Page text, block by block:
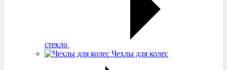
стекло
Чехлы для колес